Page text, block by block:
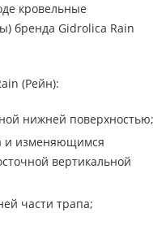
кровельные
бренда Gidrolica Rain
(Рейн):
нижней поверхностью;
и изменяющимся
вертикальной
части трапа;